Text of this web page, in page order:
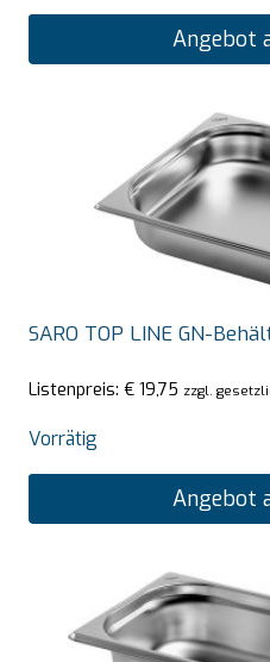
Angebot
SARO TOP LINE GN-
Listenpreis: € 19,75 zzgl.
Vorrätig
Angebot